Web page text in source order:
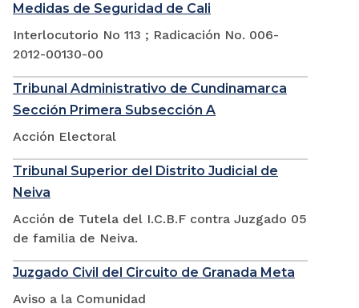
Medidas de Seguridad de Cali
Interlocutorio No 113 ; Radicación No. 006-
2012-00130-00
Tribunal Administrativo de Cundinamarca
Sección Primera Subsección A
Acción Electoral
Tribunal Superior del Distrito Judicial de
Neiva
Acción de Tutela del I.C.B.F contra Juzgado 05
de familia de Neiva.
Juzgado Civil del Circuito de Granada Meta
Aviso a la Comunidad